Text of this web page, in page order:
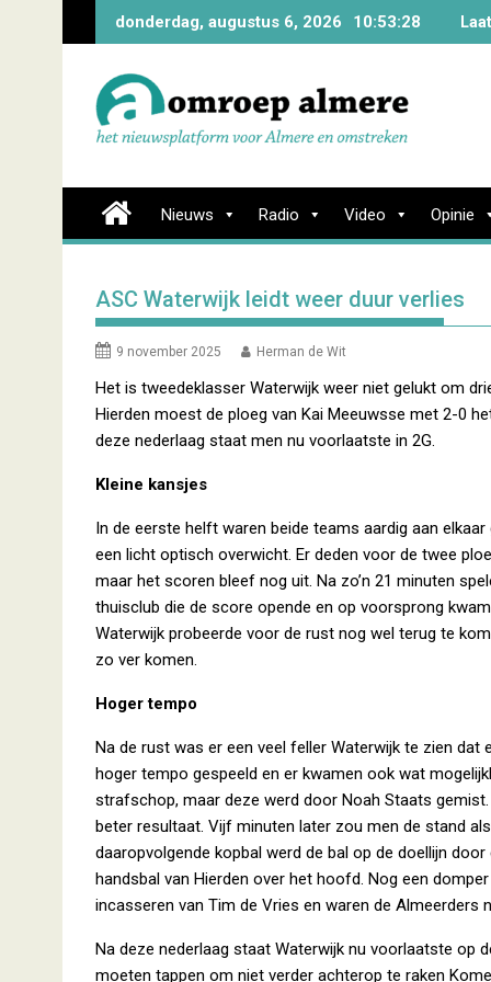
donderdag, augustus 6, 2026 10:53:29
Nieuws Radio Video Opinie
ASC Waterwijk leidt weer duur verlies
9 november 2025 Herman de Wit
Het is tweedeklasser Waterwijk weer niet gelukt om
Hierden moest de ploeg van Kai Meeuwsse met 2-0
deze nederlaag staat men nu voorlaatste in 2G.
Kleine kansjes
In de eerste helft waren beide teams aardig aan elkaar
een licht optisch overwicht. Er deden voor de twee
maar het scoren bleef nog uit. Na zo’n 21 minuten
thuisclub die de score opende en op voorsprong
Waterwijk probeerde voor de rust nog wel terug te
zo ver komen.
Hoger tempo
Na de rust was er een veel feller Waterwijk te zien
hoger tempo gespeeld en er kwamen ook wat
strafschop, maar deze werd door Noah Staats
beter resultaat. Vijf minuten later zou men de stand
daaropvolgende kopbal werd de bal op de doellijn
handsbal van Hierden over het hoofd. Nog een
incasseren van Tim de Vries en waren de
Na deze nederlaag staat Waterwijk nu voorlaatste op
moeten tappen om niet verder achterop te raken